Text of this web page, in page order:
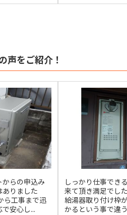
声をご紹介！
からの申込み
ありました
ら工事まで迅
安心し...
しっかり仕事でき
来て頂き満足でし
給湯器取り付け枠
かるという事で違